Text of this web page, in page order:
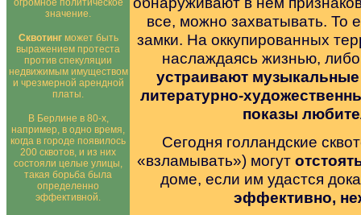
огромное политическое
значение.
Сквотингможет быть
выражением протеста
против спекуляции
недвижимым имуществом
и чрезмерной арендной
платы.
В Берлине в 80-х,
например, в одно время,
когда в городе появилось
200 сквотов, и из них
состояли целые улицы,
такая борьба была
определенно
эффективной.
все, можно захватывать. То
замки. На оккупированных
наслаждаясь жизнью,
устраивают
литературно-
показы
Сегодня голландские
«взламывать») могут
доме, если им удастся
эффективно,